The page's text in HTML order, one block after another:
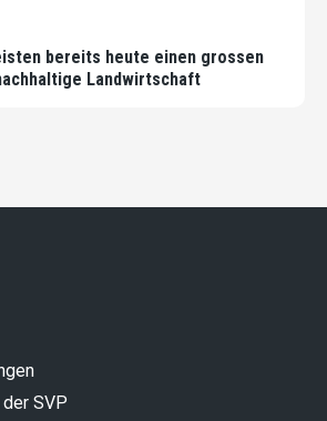
bereits heute einen grossen
Landwirtschaft
SVP